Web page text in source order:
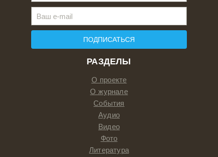
РАЗДЕЛЫ
О проекте
О журнале
События
Аудио
Видео
Фото
Литература
ПОДПИСАТЬСЯ